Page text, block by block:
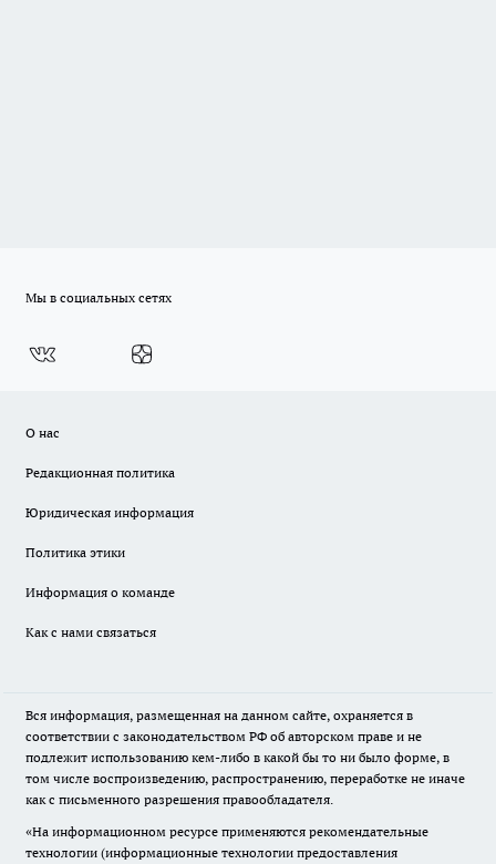
Мы в социальных сетях
О нас
Редакционная политика
Юридическая информация
Политика этики
Информация о команде
Как с нами связаться
Вся информация, размещенная на данном сайте, охраняется в
соответствии с законодательством РФ об авторском праве и не
подлежит использованию кем-либо в какой бы то ни было форме, в
том числе воспроизведению, распространению, переработке не иначе
как с письменного разрешения правообладателя.
«На информационном ресурсе применяются рекомендательные
технологии (информационные технологии предоставления